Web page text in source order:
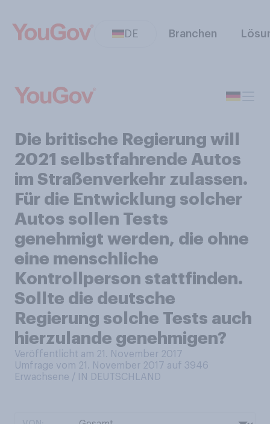
DE Branchen
Die britische Regierung will
2021 selbstfahrende Autos
im Straßenverkehr zulassen.
Für die Entwicklung solcher
Autos sollen Tests
genehmigt werden, die ohne
eine menschliche
Kontrollperson stattfinden.
Sollte die deutsche
Regierung solche Tests auch
hierzulande genehmigen?
Veröffentlicht am 21. November 2017
Umfrage vom 21. November 2017 auf 3946
Erwachsene / IN DEUTSCHLAND